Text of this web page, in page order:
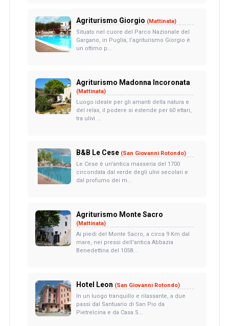
Agriturismo Giorgio (Mattinata)
Situato nel cuore del Parco Nazionale del
Gargano, in Puglia, l’agriturismo Giorgio è
un ottimo p...
Agriturismo Madonna Incoronata
(Mattinata)
Luogo ideale per gli amanti della natura e
del relax, il podere si estende per 60 ettari,
tra ulivi ...
B&B Le Cese (San Giovanni Rotondo)
Le Cese è un'antica masseria del 1700
circondata dal verde degli ulivi secolari e
dal profumo dei m...
Agriturismo Monte Sacro
(Mattinata)
Ai piedi del Monte Sacro, a circa 9 Km dal
mare, nei pressi dell'antica Abbazia
Benedettina del 1058...
Hotel Leon (San Giovanni Rotondo)
In un luogo tranquillo e rilassante, a due
passi dal Santuario di San Pio da
Pietrelcina e da Casa S...